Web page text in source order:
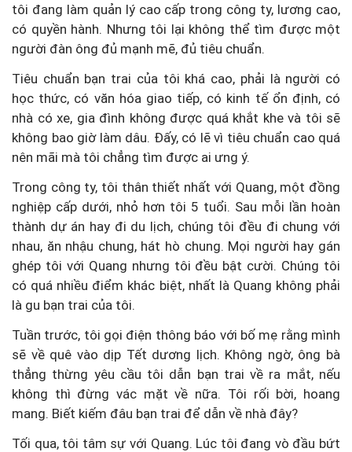
tôi đang làm quản lý cao cấp trong công ty, lương cao,
có quyền hành. Nhưng tôi lại không thể tìm được một
người đàn ông đủ mạnh mẽ, đủ tiêu chuẩn.
Tiêu chuẩn bạn trai của tôi khá cao, phải là người có
học thức, có văn hóa giao tiếp, có kinh tế ổn định, có
nhà có xe, gia đình không được quá khắt khe và tôi sẽ
không bao giờ làm dâu. Đấy, có lẽ vì tiêu chuẩn cao quá
nên mãi mà tôi chẳng tìm được ai ưng ý.
Trong công ty, tôi thân thiết nhất với Quang, một đồng
nghiệp cấp dưới, nhỏ hơn tôi 5 tuổi. Sau mỗi lần hoàn
thành dự án hay đi du lịch, chúng tôi đều đi chung với
nhau, ăn nhậu chung, hát hò chung. Mọi người hay gán
ghép tôi với Quang nhưng tôi đều bật cười. Chúng tôi
có quá nhiều điểm khác biệt, nhất là Quang không phải
là gu bạn trai của tôi.
Tuần trước, tôi gọi điện thông báo với bố mẹ rằng mình
sẽ về quê vào dịp Tết dương lịch. Không ngờ, ông bà
thẳng thừng yêu cầu tôi dẫn bạn trai về ra mắt, nếu
không thì đừng vác mặt về nữa. Tôi rối bời, hoang
mang. Biết kiếm đâu bạn trai để dẫn về nhà đây?
Tối qua, tôi tâm sự với Quang. Lúc tôi đang vò đầu bứt